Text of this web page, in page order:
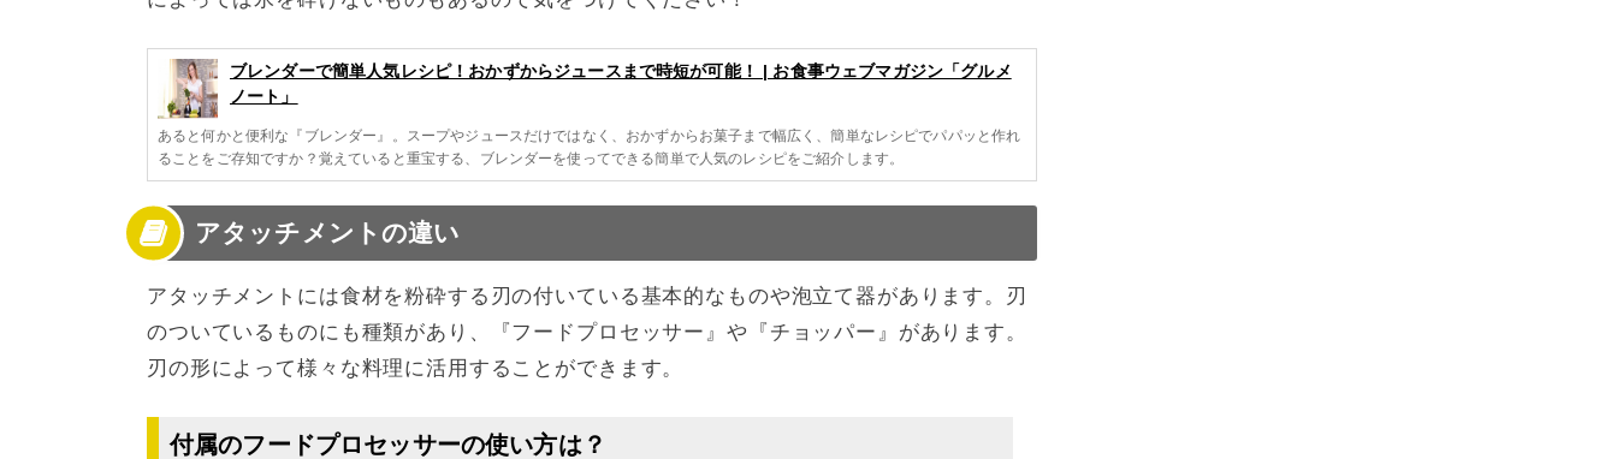
ブレンダーで簡単人気レシピ！おかずからジュースまで時短が可能！ | お食事ウェブマガジン「グルメ
ノート」
あると何かと便利な『ブレンダー』。スープやジュースだけではなく、おかずからお菓子まで幅広く、簡単なレシピでパパッと作れ
ることをご存知ですか？覚えていると重宝する、ブレンダーを使ってできる簡単で人気のレシピをご紹介します。
アタッチメントの違い
アタッチメントには食材を粉砕する刃の付いている基本的なものや泡立て器があります。刃
のついているものにも種類があり、『フードプロセッサー』や『チョッパー』があります。
刃の形によって様々な料理に活用することができます。
付属のフードプロセッサーの使い方は？